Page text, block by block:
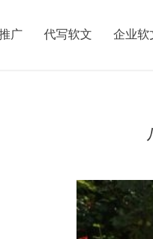
广 代写软文 企业软